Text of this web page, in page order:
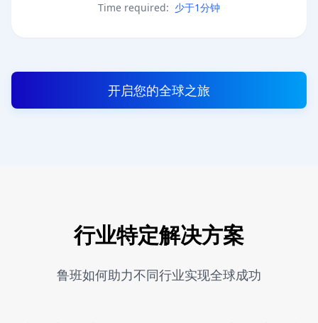
Time required: 少于1分钟
开启您的全球之旅
行业特定解决方案
鲁班如何助力不同行业实现全球成功